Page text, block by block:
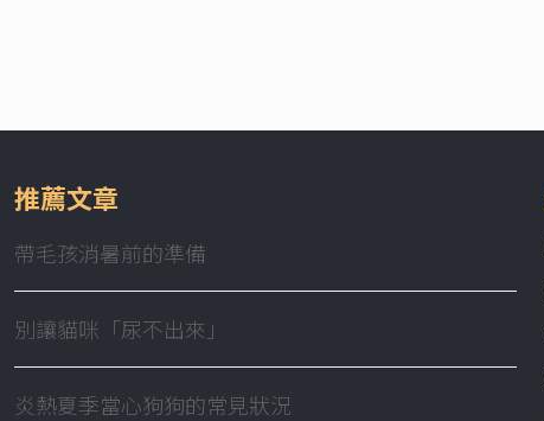
推薦文章
帶毛孩消暑前的準備
別讓貓咪「尿不出來」
炎熱夏季當心狗狗的常見狀況